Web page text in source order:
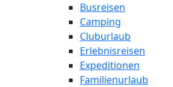
Busreisen
Camping
Cluburlaub
Erlebnisreisen
Expeditionen
Familienurlaub